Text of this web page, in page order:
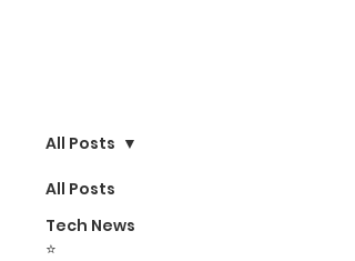
All Posts
Tech News
⭐
All Posts